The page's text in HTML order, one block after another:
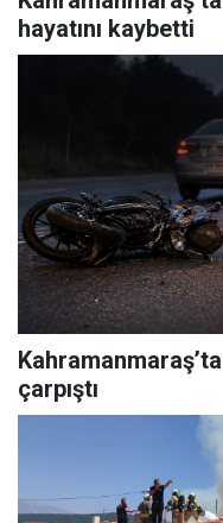
hayatını kaybetti
çarpıştı